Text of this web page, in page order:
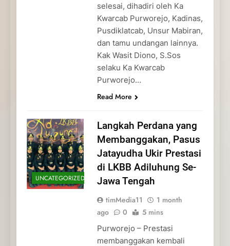
selesai, dihadiri oleh Ka
Kwarcab Purworejo, Kadinas,
Pusdiklatcab, Unsur Mabiran,
dan tamu undangan lainnya.
Kak Wasit Diono, S.Sos
selaku Ka Kwarcab
Purworejo…
Read More
UNCATEGORIZED
Langkah Perdana yang
Membanggakan, Pasus
Jatayudha Ukir Prestasi
di LKBB Adiluhung Se-
Jawa Tengah
timMedia11
1 month
ago
0 5 mins
Purworejo – Prestasi
membanggakan kembali